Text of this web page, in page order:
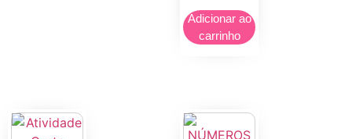
Adicionar ao
carrinho